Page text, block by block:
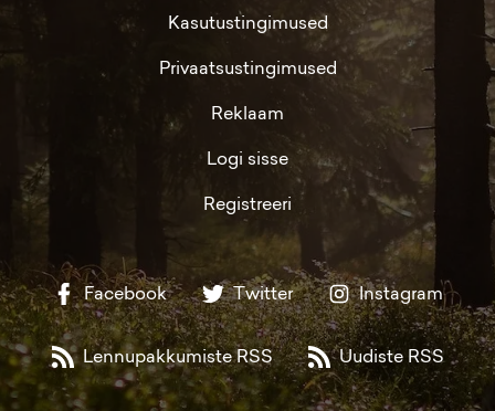
Kasutustingimused
Privaatsustingimused
Reklaam
Logi sisse
Registreeri
Facebook Twitter Instagram
Lennupakkumiste RSS Uudiste RSS